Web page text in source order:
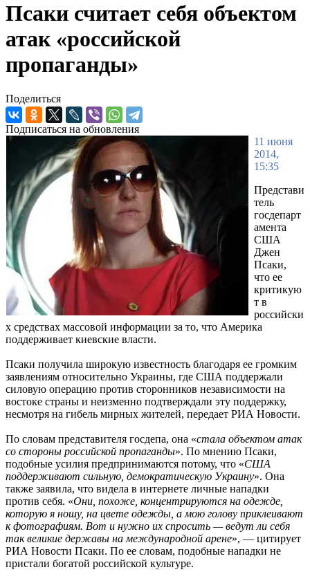
Псаки считает себя объектом
атак «российской
пропаганды»
Поделиться
Подписаться на обновления
11 июня
2014,
15:35
Представи
тель
госдепарт
амента
США
Джен
Псаки,
что ее
критикую
т в
российски
х средствах массовой информации за то, что Америка
поддерживает киевские власти.
Псаки получила широкую известность благодаря ее громким
заявлениям относительно Украины, где США поддержали
силовую операцию против сторонников независимости на
востоке страны и неизменно подтверждали эту поддержку,
несмотря на гибель мирных жителей, передает РИА Новости.
По словам представителя госдепа, она «стала объектом атак
со стороны российской пропаганды». По мнению Псаки,
подобные усилия предпринимаются потому, что «США
поддерживают сильную, демократическую Украину». Она
также заявила, что видела в интернете личные нападки
против себя. «Они, похоже, концентрируются на одежде,
которую я ношу, на цвете одежды, а мою голову приклеивают
к фотографиям. Вот и нужно их спросить — ведут ли себя
так великие державы на международной арене», — цитирует
РИА Новости Псаки. По ее словам, подобные нападки не
пристали богатой российской культуре.